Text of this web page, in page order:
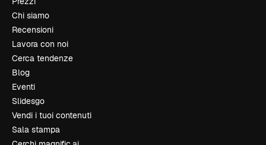
Chi siamo
Recensioni
Lavora con noi
Cerca tendenze
Blog
Eventi
Slidesgo
Vendi i tuoi contenuti
Sala stampa